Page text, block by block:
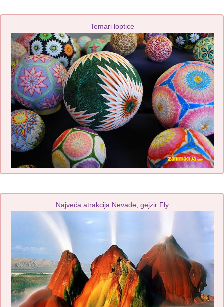
Temari loptice
Najveća atrakcija Nevade, gejzir Fly